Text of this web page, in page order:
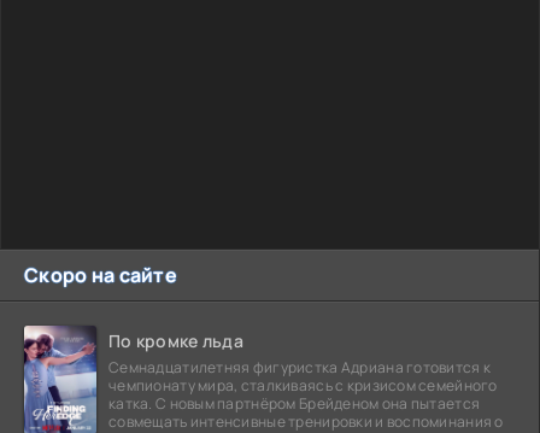
Скоро на сайте
По кромке льда
Семнадцатилетняя фигуристка Адриана готовится к
чемпионату мира, сталкиваясь с кризисом семейного
катка. С новым партнёром Брейденом она пытается
совмещать интенсивные тренировки и воспоминания о